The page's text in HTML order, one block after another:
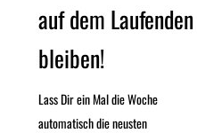
auf dem Laufenden
bleiben!
Lass Dir ein Mal die Woche
automatisch die neusten